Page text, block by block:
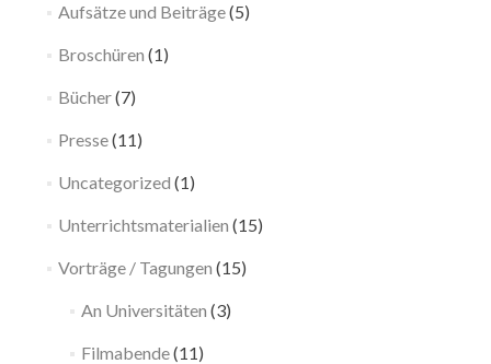
Aufsätze und Beiträge(5)
Broschüren (1)
Bücher(7)
Presse(11)
Uncategorized (1)
Unterrichtsmaterialien (15)
Vorträge / Tagungen (15)
An Universitäten (3)
Filmabende(11)